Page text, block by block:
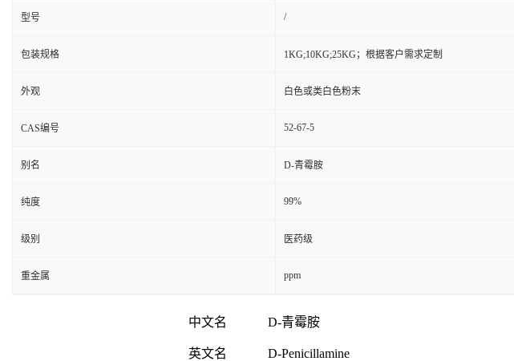
型号 /
包装规格 1KG;10KG;25KG；根据客户需求定制
外观 白色或类白色粉末
CAS编号 52-67-5
别名 D-青霉胺
纯度 99%
级别 医药级
重金属 ppm
中文名 D-青霉胺
英文名 D-Penicillamine